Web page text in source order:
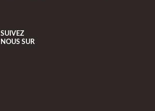
SUIVEZ
NOUS SUR